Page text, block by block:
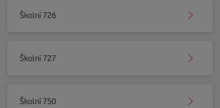
Školní 726
Školní 727
Školní 750